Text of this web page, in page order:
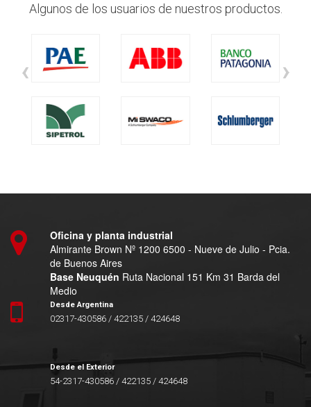
Algunos de los usuarios de nuestros productos.
‹ ›
Oficina y planta industrial
Almirante Brown Nº 1200 6500 - Nueve de Julio - Pcia.
de Buenos Aires
Base Neuquén Ruta Nacional 151 Km 31 Barda del
Medio
Desde Argentina
02317-430586 / 422135 / 424648
Desde el Exterior
54-2317-430586 / 422135 / 424648